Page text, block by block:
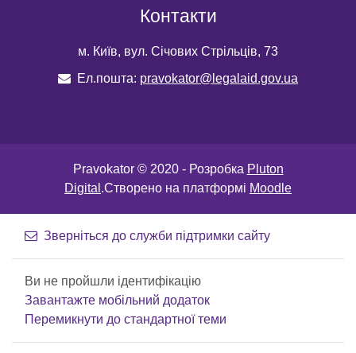
Контакти
м. Київ, вул. Січових Стрільців, 73
Ел.пошта: pravokator@legalaid.gov.ua
Pravokator © 2020 - Розробка Pluton
Digital .Створено на платформі Moodle
Зверніться до служби підтримки сайту
Ви не пройшли ідентифікацію
Завантажте мобільний додаток
Перемикнути до стандартної теми